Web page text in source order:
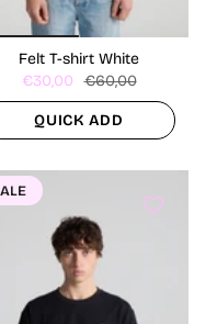
Felt T-shirt White
€30,00
€60,00
QUICK ADD